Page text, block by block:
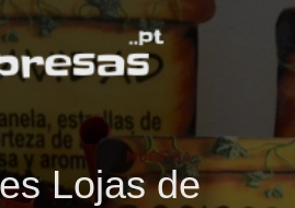
Lojas de